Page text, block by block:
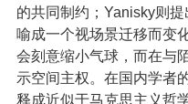
的共同制约；Yanisky则提
喻成一个视场景迁移而变
会刻意缩小气球，而在与
示空间主权。在国内学者
释成近似于马克思主义哲